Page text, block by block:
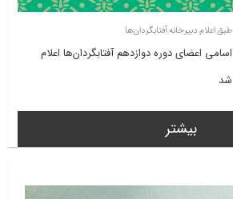
طبق اعلام دبیرخانه آفتابگردان‌ها
اسامی اعضای دوره دوازدهم آفتابگردان‌ها اعلام
شد
بیشتر